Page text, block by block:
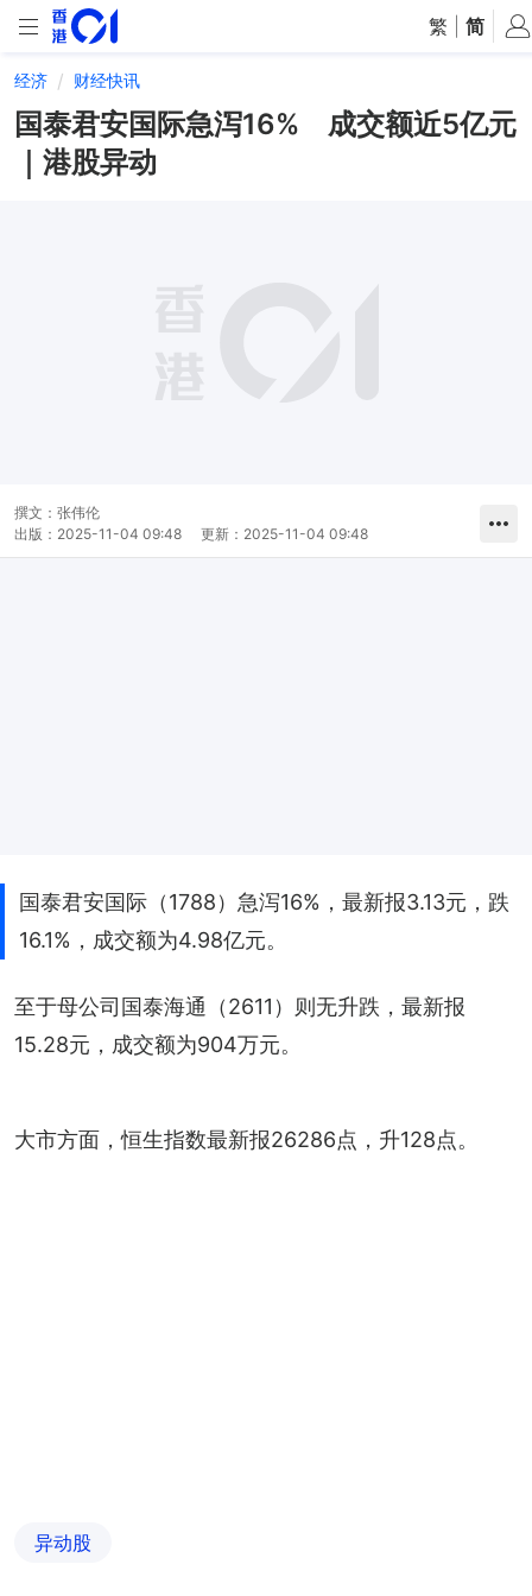
繁 简
经济 财经快讯
国泰君安国际急泻16% 成交额近5亿元
｜港股异动
撰文： 张伟伦
出版： 2025-11-04 09:48 更新： 2025-11-04 09:48
国泰君安国际（1788）急泻16%，最新报3.13元，跌
16.1%，成交额为4.98亿元。
至于母公司国泰海通（2611）则无升跌，最新报
15.28元，成交额为904万元。
大市方面，恒生指数最新报26286点，升128点。
异动股